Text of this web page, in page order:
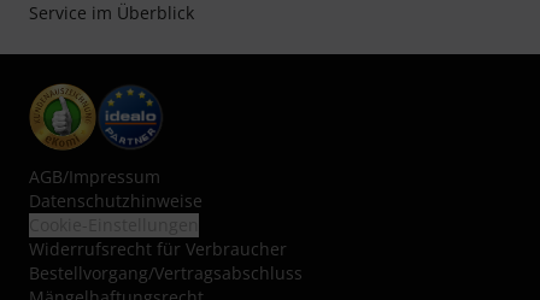
Service im Überblick
AGB/Impressum
Datenschutzhinweise
Widerrufsrecht für Verbraucher
Bestellvorgang/Vertragsabschluss